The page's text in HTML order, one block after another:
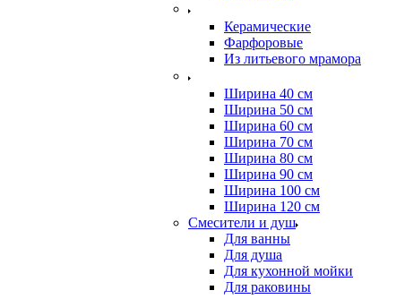
Керамические
Фарфоровые
Из литьевого мрамора
Ширина 40 см
Ширина 50 см
Ширина 60 см
Ширина 70 см
Ширина 80 см
Ширина 90 см
Ширина 100 см
Ширина 120 см
Смесители и душ
Для ванны
Для душа
Для кухонной мойки
Для раковины